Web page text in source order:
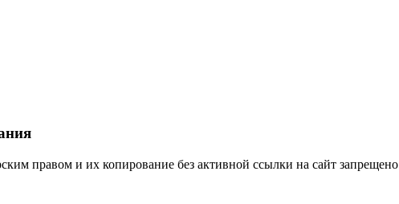
правом и их копирование без активной ссылки на сайт запрещено